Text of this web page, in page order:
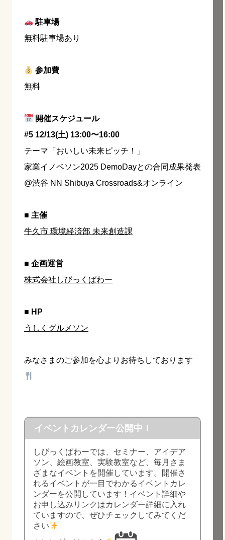
駐車場
無料駐車場あり
参加費
無料
開催スケジュール
#5 12/13(土) 13:00〜16:00
テーマ「おいしい未来ピッチ！」
家業イノベソン2025 DemoDayとの合同成果発表
@渋谷 NN Shibuya Crossroads&オンライン
■ 主催
牛久市 環境経済部 未来創造課
■ 企画運営
株式会社しびっくぱわー
■ HP
うしくグルメソン
みなさまのご参加を心よりお待ちしております
イベントカレンダー公開中！
しびっくぱわーでは、セミナー、アイデア
ソン、絵画教室、実験教室など、毎月さま
ざまなイベントを開催しています。開催さ
れるイベントが一目でわかるイベントカレ
ンダーを公開しています！イベント詳細や
お申し込みリンクはカレンダー詳細に入れ
ていますので、ぜひチェックしてみてくだ
さい